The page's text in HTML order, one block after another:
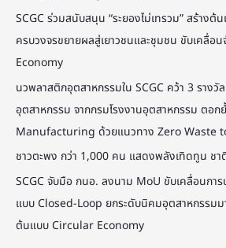
SCGC ร่วมสนับสนุน “ระยองไม่เทรวม” สร้างต้
ครบวงจรขยายผลสู่เยาวชนและชุมชน ขับเคลื่อ
Economy
นวพลาสติกอุตสาหกรรมใน SCGC คว้า 3 รางวั
อุตสาหกรรม จากกรมโรงงานอุตสาหกรรม ตอก
Manufacturing ด้วยแนวทาง Zero Waste
ชาวตะพง กว่า 1,000 คน แสดงพลังเทิดทูน ช
SCGC จับมือ กนอ. ลงนาม MoU ขับเคลื่อนกา
แบบ Closed-Loop ยกระดับนิคมอุตสาหกรรม
ต้นแบบ Circular Economy